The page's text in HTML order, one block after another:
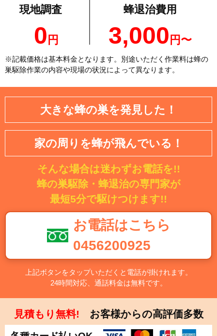
現地調査
0 円
蜂退治費用
3,000 円〜
※記載価格は基本料金となります。別途いただく作業料は蜂の
巣駆除作業の内容や現場の状況によって異なります。
大きな蜂の巣を発見した！
家の周りを蜂が飛んでいる！
そんな場合は迷わずお電話を!!
蜂の巣駆除・蜂退治の専門家が
最短5分で駆けつけます!!
お電話はこちら
0456200925
上記ボタンをタップいただくと電話が掛けれます。
24時間対応、通話料金は無料です。
見積もり無料! お客様からの高評価多数